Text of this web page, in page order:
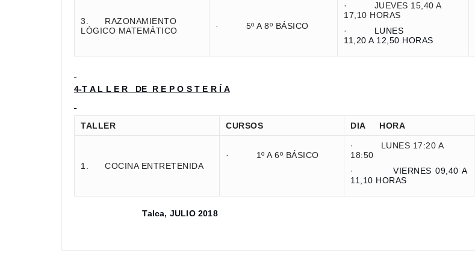
3. RAZONAMIENTO
LÓGICO MATEMÁTICO
· 5º A 8º BÁSICO
· JUEVES 15,40 A
17,10 HORAS
· LUNES
11,20 A 12,50 HORAS
4-T A L L E R DE R E P O S T E R Í A
TALLER CURSOS DIA HORA
1. COCINA ENTRETENIDA
· 1º A 6º BÁSICO
· LUNES 17:20 A
18:50
· VIERNES 09,40 A
11,10 HORAS
Talca, JULIO 2018